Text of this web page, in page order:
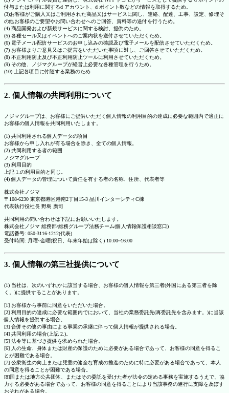
付与または利用に関するd アカウント、d ポイント数などの情報を取得するため。
(3)お客様がご購入又はご利用された商品又はサービスに関し、連絡、配達、工事、設定、修理そ
の他お客様のご要望やお問い合わせへのご回答、資料等の送付を行うため。
(4) 商品開発および新規サービスに関する検討、提供のため。
(5) 各種セール又はイベントへのご案内状を送付させていただくため。
(6) 電子メール配信サービスのお申し込みの確認及び電子メールを配信させていただくため。
(7) お客様よりご意見又はご提言をいただいた事項に対し、ご回答させていただくため。
(8) 不正利用防止及び不正利用防止ツールに利用させていただくため。
(9) その他、ノジマグループが経営上必要な各種管理を行うため。
(10) 上記各項目に付随する業務のため
2. 個人情報の共同利用について
ノジマグループは、お客様にご提供いただく個人情報の利用目的の達成に必要な範囲内で適正に
お客様の個人情報を共同利用いたします。
(1) 共同利用される個人データの項目
お客様から申し入れが有る場合を除き、全ての個人情報。
(2) 共同利用する者の範囲
ノジマグループ
(3) 利用目的
上記 1.の利用目的と同じ。
(4) 個人データの管理について責任を有する者の名称、住所、代表者等
株式会社ノジマ
〒108-6230 東京都港区港南2丁目15-3 品川インターシティC棟
代表執行役社長 野島 廣司
共同利用の問い合わせは下記にお願いいたします。
株式会社ノジマ 総務部/総務グループ法務チーム(個人情報保護相談窓口)
電話番号: 050-3116-1212(代表)
受付時間: 月曜~金曜(祝日、年末年始は除く) 10:00~16:00
3. 個人情報の第三社提供について
(1) 当社は、次のいずれかに該当する場合、お客様の個人情報を第三者(外国にある第三者を除
く。)に提供することがあります。
[1] お客様から事前に同意をいただいた場合。
[2] 利用目的の達成に必要な範囲内でにおいて、当社の業務委託先(再委託先を含みます。)に当該
個人情報を提供する場合。
[3] 合併その他の事由による事業の承継に伴って個人情報が提供される場合。
[4] 共同利用の場合(上記 2.)。
[5] 法令等に基づき提供を求められた場合。
[6] 人の生命、身体または財産の保護のために必要がある場合であって、お客様の同意を得るこ
とが困難である場合。
[7] 公衆衛生の向上または児童の健全な育成の推進のために特に必要がある場合であって、本人
の同意を得ることが困難である場合。
[8]国または地方公共団体、またはその委託を受けた者が法令の定める事務を実施するうえで、協
力する必要がある場合であって、お客様の同意を得ることにより当該事務の遂行に支障を及ぼす
おそれがある場合。